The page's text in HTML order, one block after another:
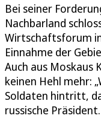
Bei seiner
Nachbarland
Wirtschaftsforum
Einnahme der
Auch aus Moskaus
keinen Hehl mehr:
Soldaten hintritt,
russische Präsident.